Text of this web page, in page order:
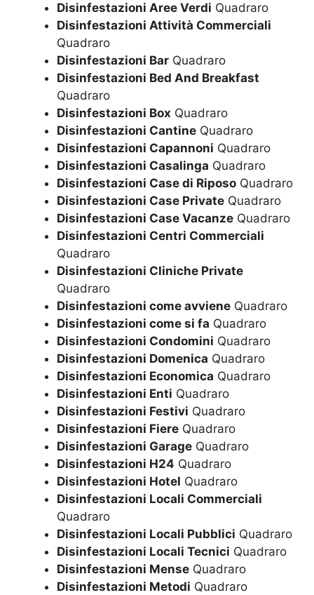
Disinfestazioni Aree Verdi Quadraro
Disinfestazioni Attività Commerciali
Quadraro
Disinfestazioni Bar Quadraro
Disinfestazioni Bed And Breakfast
Quadraro
Disinfestazioni Box Quadraro
Disinfestazioni Cantine Quadraro
Disinfestazioni Capannoni Quadraro
Disinfestazioni Casalinga Quadraro
Disinfestazioni Case di Riposo Quadraro
Disinfestazioni Case Private Quadraro
Disinfestazioni Case Vacanze Quadraro
Disinfestazioni Centri Commerciali
Quadraro
Disinfestazioni Cliniche Private
Quadraro
Disinfestazioni come avviene Quadraro
Disinfestazioni come si fa Quadraro
Disinfestazioni Condomini Quadraro
Disinfestazioni Domenica Quadraro
Disinfestazioni Economica Quadraro
Disinfestazioni Enti Quadraro
Disinfestazioni Festivi Quadraro
Disinfestazioni Fiere Quadraro
Disinfestazioni Garage Quadraro
Disinfestazioni H24 Quadraro
Disinfestazioni Hotel Quadraro
Disinfestazioni Locali Commerciali
Quadraro
Disinfestazioni Locali Pubblici Quadraro
Disinfestazioni Locali Tecnici Quadraro
Disinfestazioni Mense Quadraro
Disinfestazioni Metodi Quadraro